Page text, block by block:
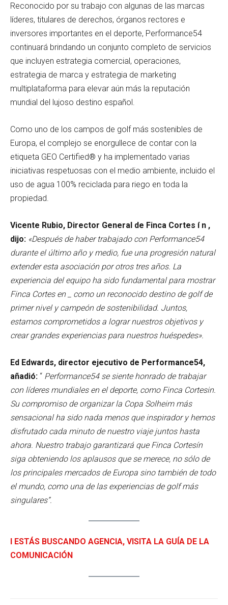
Reconocido por su trabajo con algunas de las marcas
líderes, titulares de derechos, órganos rectores e
inversores importantes en el deporte, Performance54
continuará brindando un conjunto completo de servicios
que incluyen estrategia comercial, operaciones,
estrategia de marca y estrategia de marketing
multiplataforma para elevar aún más la reputación
mundial del lujoso destino español.
Como uno de los campos de golf más sostenibles de
Europa, el complejo se enorgullece de contar con la
etiqueta GEO Certified® y ha implementado varias
iniciativas respetuosas con el medio ambiente, incluido el
uso de agua 100% reciclada para riego en toda la
propiedad.
Vicente Rubio, Director General de Finca Cortes í n ,
dijo: «Después de haber trabajado con Performance54
durante el último año y medio, fue una progresión natural
extender esta asociación por otros tres años. La
experiencia del equipo ha sido fundamental para mostrar
Finca Cortes en
_ como un reconocido destino de golf de
primer nivel y campeón de sostenibilidad. Juntos,
estamos comprometidos a lograr nuestros objetivos y
crear grandes experiencias para nuestros huéspedes».
Ed Edwards, director ejecutivo de Performance54,
añadió: “ Performance54 se siente honrado de trabajar
con líderes mundiales en el deporte, como Finca Cortesin.
Su compromiso de organizar la Copa Solheim más
sensacional ha sido nada menos que inspirador y hemos
disfrutado cada minuto de nuestro viaje juntos hasta
ahora. Nuestro trabajo garantizará que Finca Cortesín
siga obteniendo los aplausos que se merece, no sólo de
los principales mercados de Europa sino también de todo
el mundo, como una de las experiencias de golf más
singulares”.
I ESTÁS BUSCANDO AGENCIA, VISITA LA GUÍA DE LA
COMUNICACIÓN